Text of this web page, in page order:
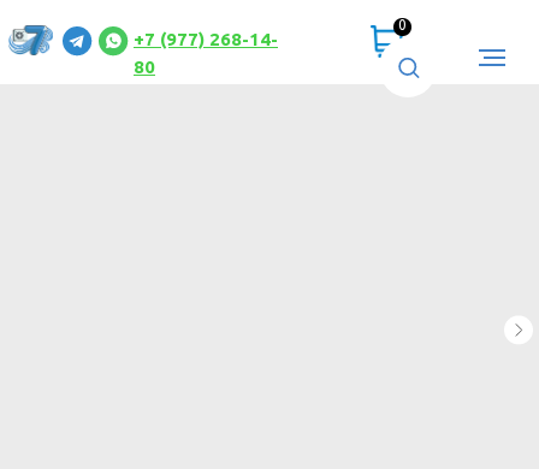
+7 (977) 268-14-
80
0